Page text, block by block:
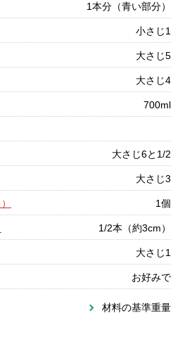
1本分（青い部分）
小さじ1
大さじ5
大さじ4
700ml
大さじ6と1/2
大さじ3
1個
1/2本（約3cm）
大さじ1
お好みで
材料の基準重量